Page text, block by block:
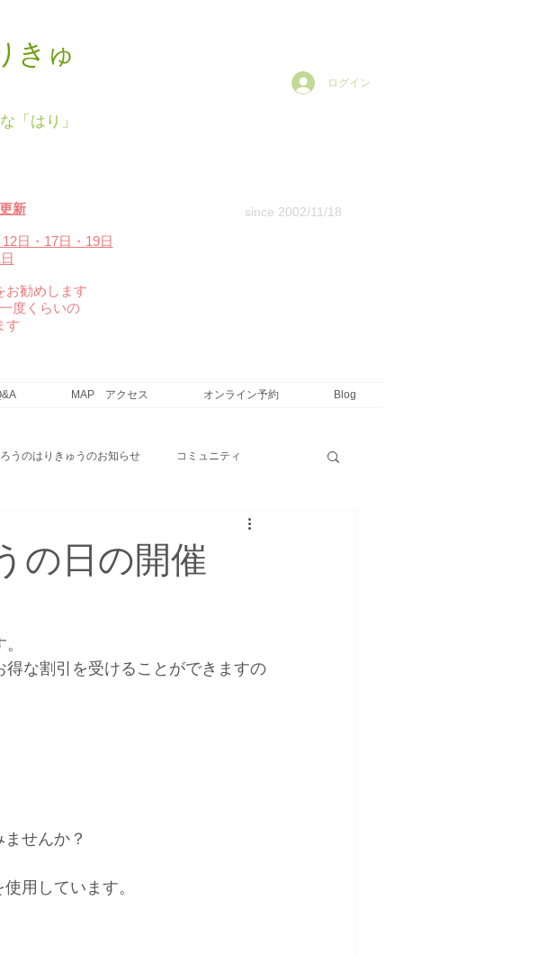
きゅ
「はり」
新
日・17日・19日
お勧めします
度くらいの
す
ログイン
since 2002/11/18
MAP アクセス オンライン予約 Blog
うのはりきゅうのお知らせ コミュニティ
の日の開催
得な割引を受けることができますの
せんか？
用しています。